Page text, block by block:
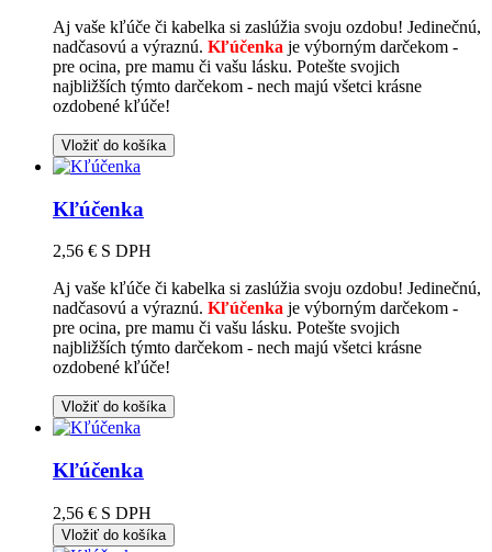
Aj vaše kľúče či kabelka si zaslúžia svoju ozdobu! Jedinečnú,
nadčasovú a výraznú. Kľúčenka je výborným darčekom -
pre ocina, pre mamu či vašu lásku. Potešte svojich
najbližších týmto darčekom - nech majú všetci krásne
ozdobené kľúče!
Vložiť do košíka
Kľúčenka
2,56 € S DPH
Aj vaše kľúče či kabelka si zaslúžia svoju ozdobu! Jedinečnú,
nadčasovú a výraznú. Kľúčenka je výborným darčekom -
pre ocina, pre mamu či vašu lásku. Potešte svojich
najbližších týmto darčekom - nech majú všetci krásne
ozdobené kľúče!
Vložiť do košíka
Kľúčenka
2,56 € S DPH
Vložiť do košíka